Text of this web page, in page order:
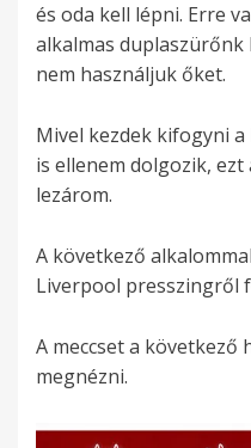
és oda kell lépni. Erre
alkalmas duplaszürőnk
nem használjuk őket.
Mivel kezdek kifogyni
is ellenem dolgozik,
lezárom.
A következő
Liverpool presszingről
A meccset a következő
megnézni.